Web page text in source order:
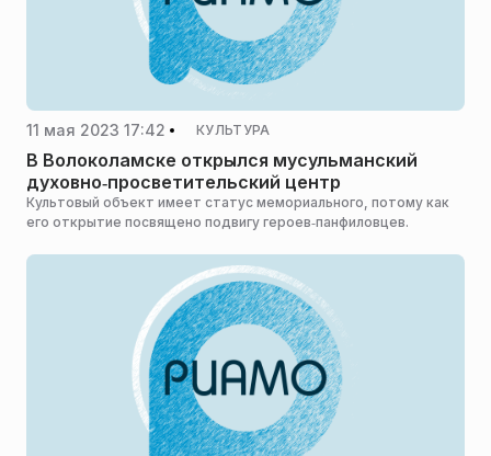
11 мая 2023 17:42 КУЛЬТУРА
В Волоколамске открылся мусульманский
духовно‑просветительский центр
Культовый объект имеет статус мемориального, потому как
его открытие посвящено подвигу героев‑панфиловцев.